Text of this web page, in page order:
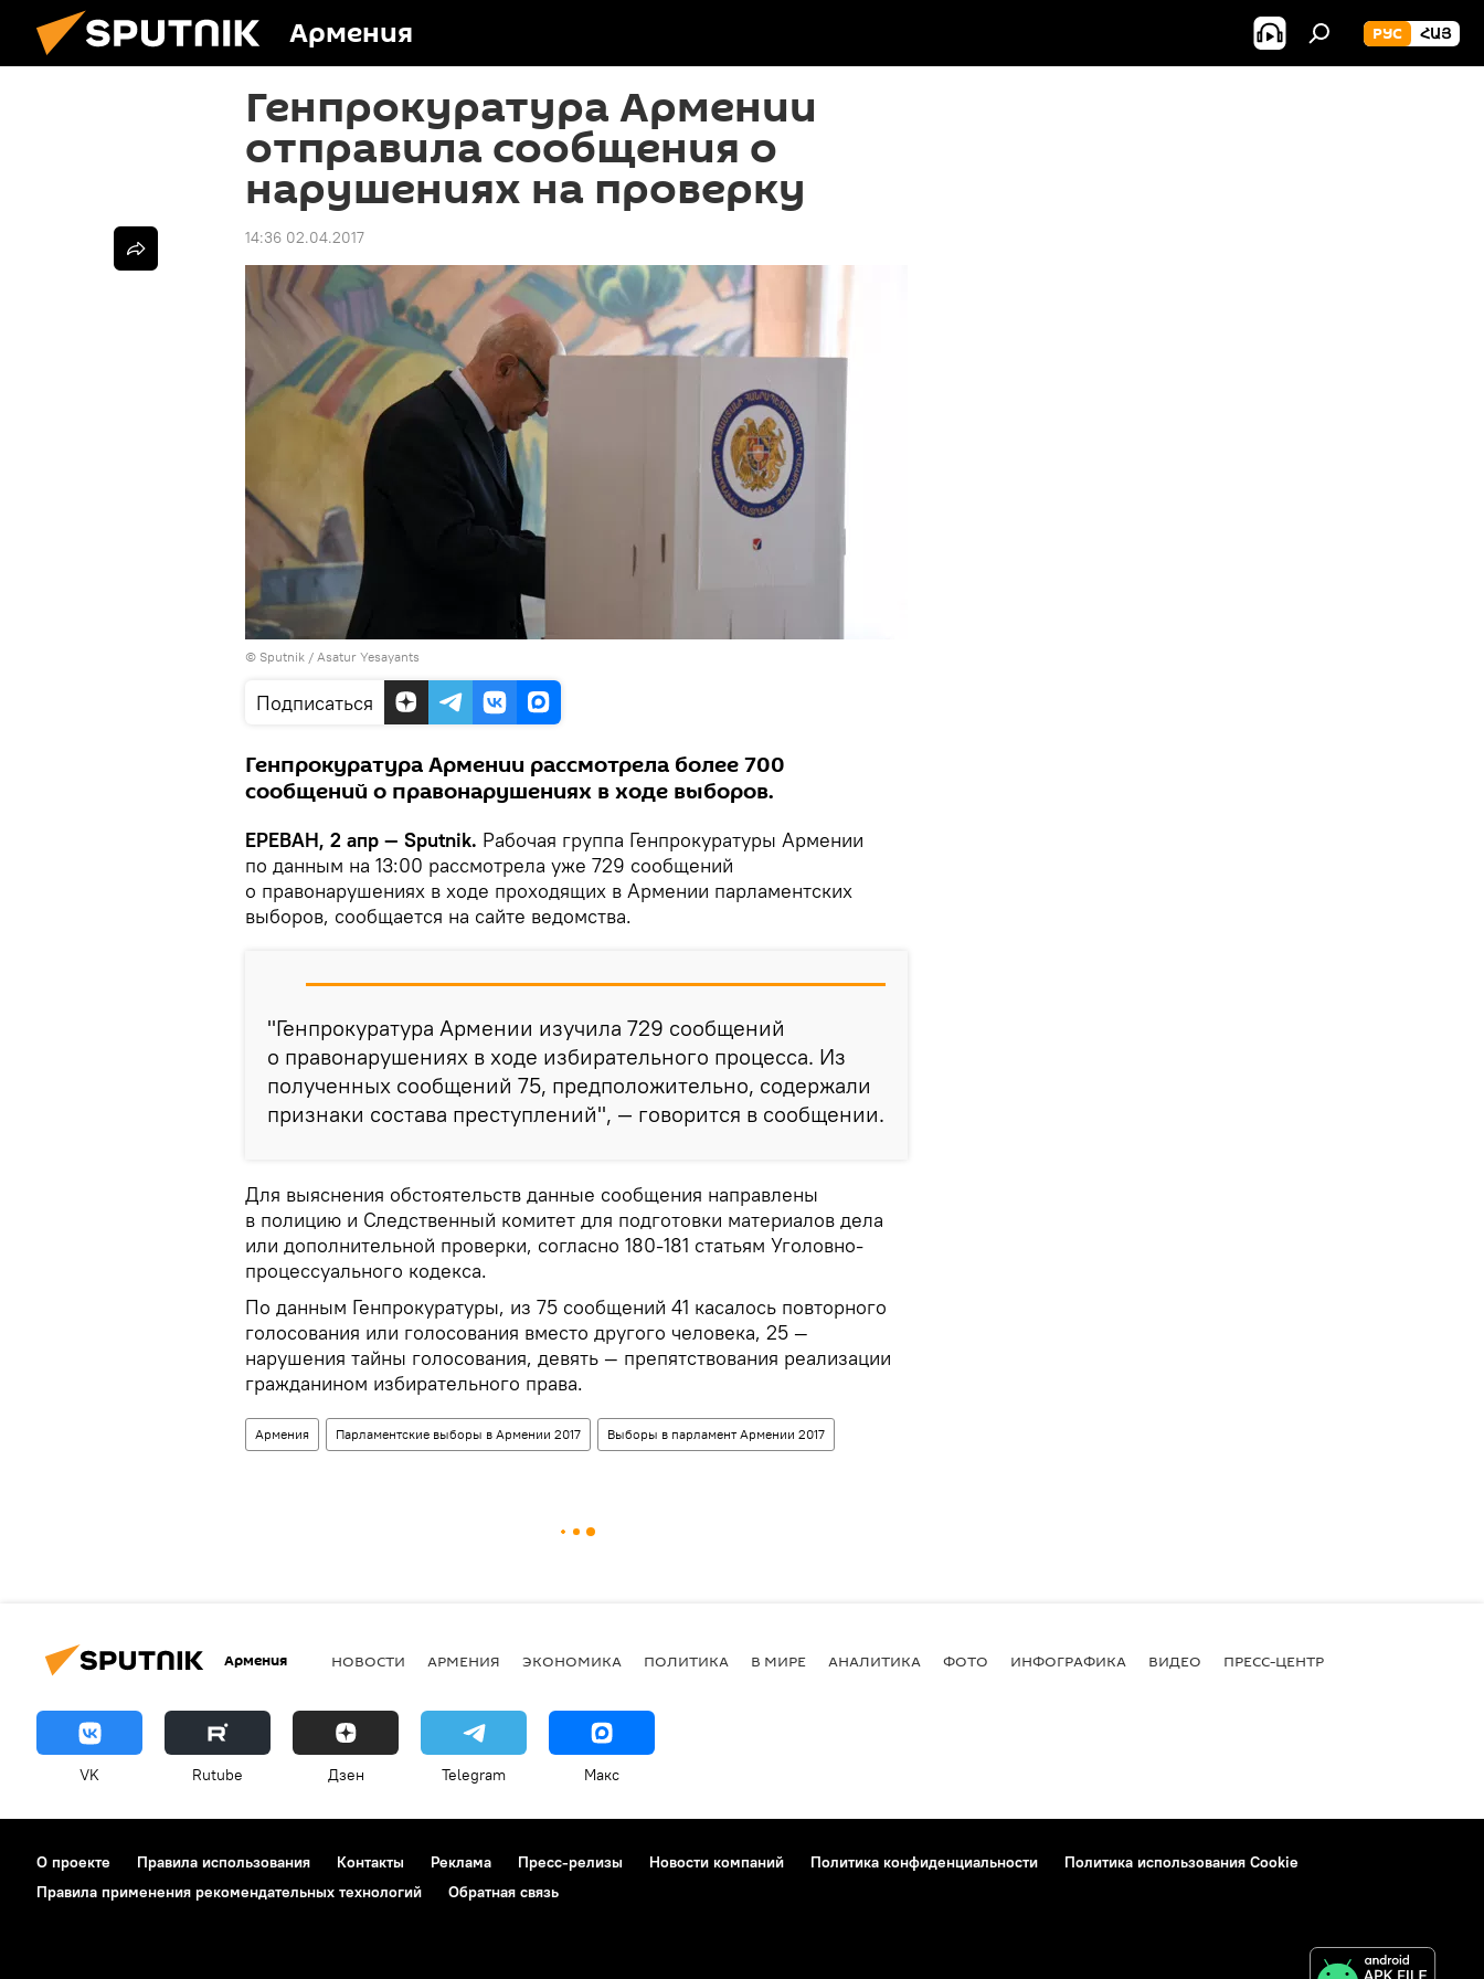
Армения РУС ՀԱՅ
Генпрокуратура Армении
отправила сообщения о
нарушениях на проверку
14:36 02.04.2017
© Sputnik / Asatur Yesayants
Подписаться
Генпрокуратура Армении рассмотрела более 700
сообщений о правонарушениях в ходе выборов.
ЕРЕВАН, 2 апр — Sputnik. Рабочая группа Генпрокуратуры Армении
по данным на 13:00 рассмотрела уже 729 сообщений
о правонарушениях в ходе проходящих в Армении парламентских
выборов, сообщается на сайте ведомства.
"Генпрокуратура Армении изучила 729 сообщений
о правонарушениях в ходе избирательного процесса. Из
полученных сообщений 75, предположительно, содержали
признаки состава преступлений", — говорится в сообщении.
Для выяснения обстоятельств данные сообщения направлены
в полицию и Следственный комитет для подготовки материалов дела
или дополнительной проверки, согласно 180-181 статьям Уголовно-
процессуального кодекса.
По данным Генпрокуратуры, из 75 сообщений 41 касалось повторного
голосования или голосования вместо другого человека, 25 —
нарушения тайны голосования, девять — препятствования реализации
гражданином избирательного права.
Армения Парламентские выборы в Армении 2017 Выборы в парламент Армении 2017
Армения НОВОСТИ АРМЕНИЯ ЭКОНОМИКА ПОЛИТИКА В МИРЕ АНАЛИТИКА ФОТО ИНФОГРАФИКА ВИДЕО ПРЕСС-ЦЕНТР
VK Rutube Дзен Telegram Макс
О проекте Правила использования Контакты Реклама Пресс-релизы Новости компаний Политика конфиденциальности
Политика использования Cookie
Правила применения рекомендательных технологий
Обратная связь